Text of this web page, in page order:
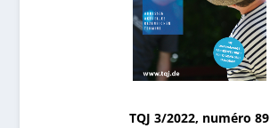
TQJ 3/2022, numéro 89